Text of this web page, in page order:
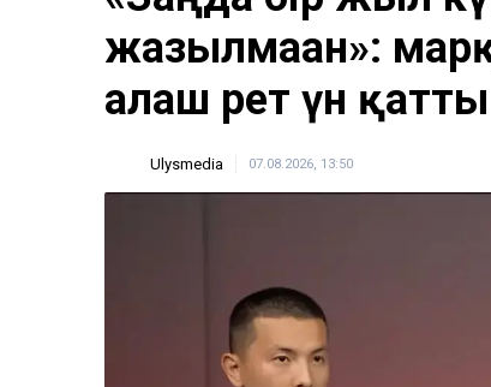
жазылмаған»:
алғаш рет үн қатты
Ulysmedia 07.08.2026, 13:50